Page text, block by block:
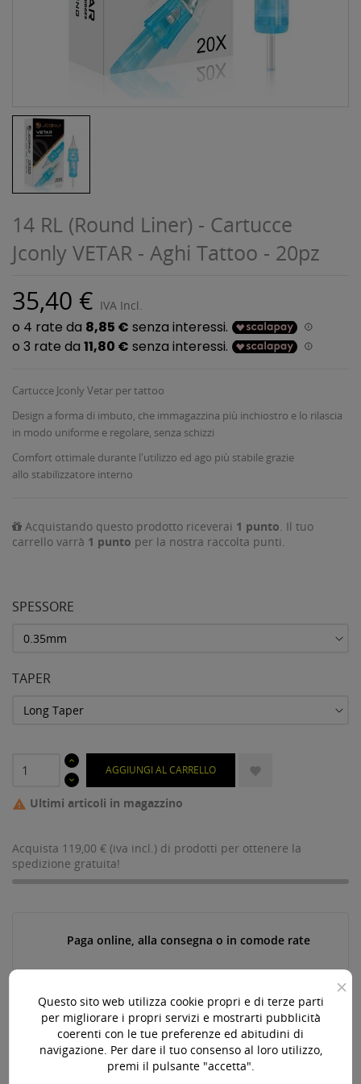
14 RL (Round Liner) - Cartucce
Jconly VETAR - Aghi Tattoo - 20pz
35,40 € IVA Incl.
Cartucce Jconly Vetar per tattoo
Design a forma di imbuto, che immagazzina più inchiostro e lo rilascia
in modo uniforme e regolare, senza schizzi
Comfort ottimale durante l'utilizzo ed ago più stabile grazie
allo stabilizzatore interno
Acquistando questo prodotto riceverai 1 punto . Il tuo
carrello varrà 1 punto per la nostra raccolta punti.
SPESSORE
TAPER
AGGIUNGI AL CARRELLO 
 Ultimi articoli in magazzino
Acquista 119,00 € (iva incl.) di prodotti per ottenere la
spedizione gratuita!
Paga online, alla consegna o in comode rate
Consegna in 24-48 ore lavorative*
Assistenza pre e post vendita
×
Questo sito web utilizza cookie propri e di terze parti
per migliorare i propri servizi e mostrarti pubblicità
coerenti con le tue preferenze ed abitudini di
navigazione. Per dare il tuo consenso al loro utilizzo,
premi il pulsante "accetta".